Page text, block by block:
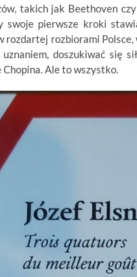
takich jak Beethoven
swoje pierwsze kroki
rozdartej rozbiorami
uznaniem, doszukiwać się
Ale to wszystko.